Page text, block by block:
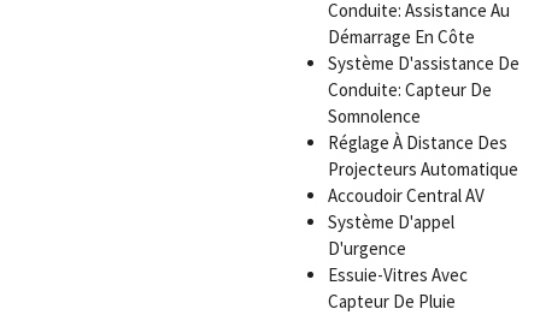
Conduite: Assistance Au
Démarrage En Côte
Système D'assistance De
Conduite: Capteur De
Somnolence
Réglage À Distance Des
Projecteurs Automatique
Accoudoir Central AV
Système D'appel
D'urgence
Essuie-Vitres Avec
Capteur De Pluie